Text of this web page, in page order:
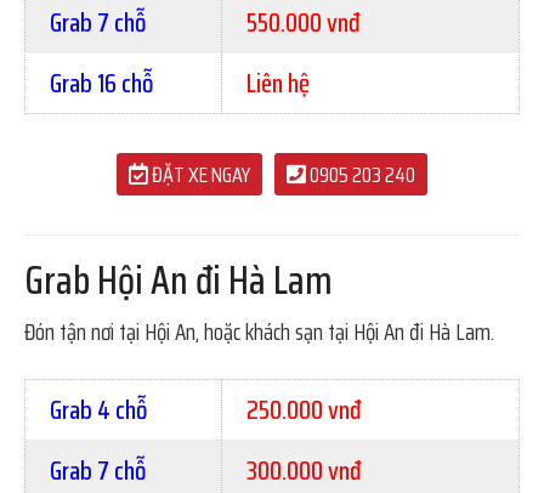
Grab 7 chỗ
550.000 vnđ
Grab 16 chỗ
Liên hệ
ĐẶT XE NGAY 0905 203 240
Grab Hội An đi Hà Lam
Đón tận nơi tại Hội An, hoặc khách sạn tại Hội An đi Hà Lam.
Grab 4 chỗ
250.000 vnđ
Grab 7 chỗ
300.000 vnđ